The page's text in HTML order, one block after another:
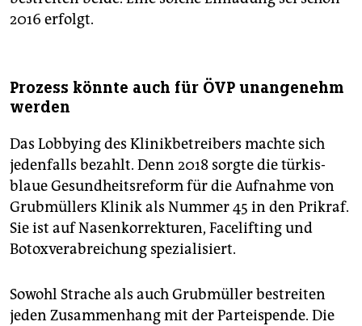
2016 erfolgt.
Prozess könnte auch für ÖVP unangenehm
werden
Das Lobbying des Klinikbetreibers machte sich
jedenfalls bezahlt. Denn 2018 sorgte die türkis-
blaue Gesundheitsreform für die Aufnahme von
Grubmüllers Klinik als Nummer 45 in den Prikraf.
Sie ist auf Nasenkorrekturen, Facelifting und
Botoxverabreichung spezialisiert.
Sowohl Strache als auch Grubmüller bestreiten
jeden Zusammenhang mit der Parteispende. Die